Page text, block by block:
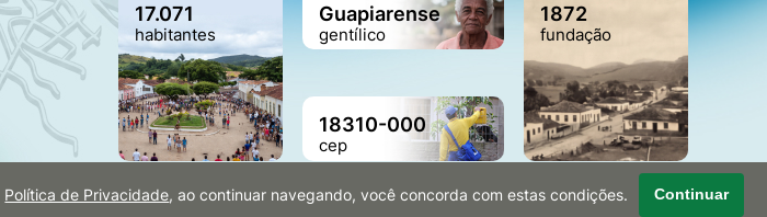
17.071
habitantes
Guapiarense
gentílico
18310-000
cep
1872
fundação
Política de Privacidade, ao continuar navegando, você concorda com estas condições. Continuar